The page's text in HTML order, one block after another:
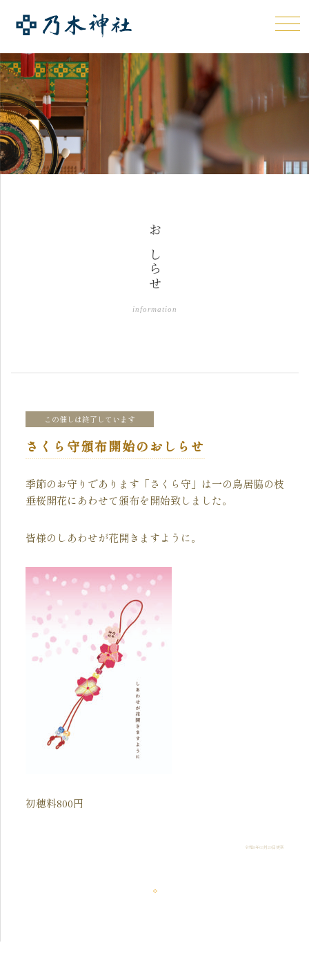
おしらせ
information
この催しは終了しています
さくら守頒布開始のおしらせ
季節のお守りであります「さくら守」は一の鳥居脇の枝
垂桜開花にあわせて頒布を開始致しました。
皆様のしあわせが花開きますように。
初穂料800円
令和8年03月29日更新